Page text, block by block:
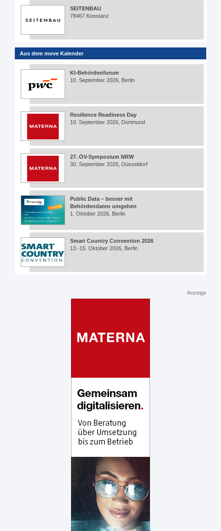
SEITENBAU
78467 Konstanz
Aus dem move Kalender
KI-Behördenforum
10. September 2026, Berlin
Resilience Readiness Day
10. September 2026, Dortmund
27. ÖV-Symposium NRW
30. September 2026, Düsseldorf
Public Data – besser mit
Behördendaten umgehen
1. Oktober 2026, Berlin
Smart Country Convention 2026
13.-15. Oktober 2026, Berlin
Anzeige